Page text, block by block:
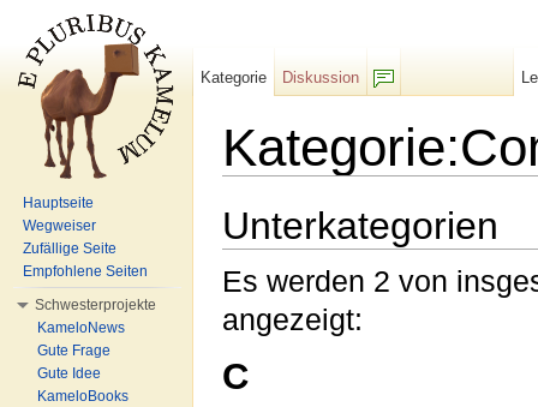
Unterkategorien
Es werden 2 von
angezeigt:
C
Kategorie
Diskussion
Hauptseite
Wegweiser
Zufällige Seite
Empfohlene Seiten
Schwesterprojekte
KameloNews
Gute Frage
Gute Idee
KameloBooks